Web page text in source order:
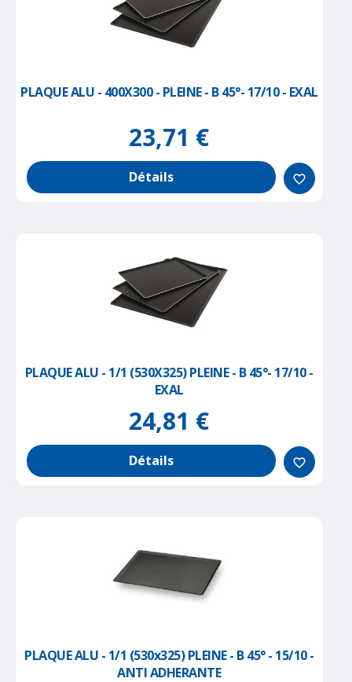
PLAQUE ALU - 400X300 - PLEINE - B 45°- 17/10 - EXAL
23,71 €
Détails favorite_border
PLAQUE ALU - 1/1 (530X325) PLEINE - B 45°- 17/10 -
EXAL
24,81 €
Détails favorite_border
PLAQUE ALU - 1/1 (530x325) PLEINE - B 45° - 15/10 -
ANTI ADHERANTE